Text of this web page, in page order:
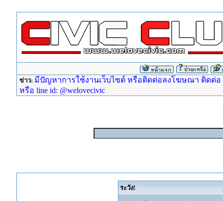
ข่าว: มีปัญหาการใช้งานเว็บไซต์ หรือติดต่อลงโฆษณา ติดต่อ
หรือ line id: @welovecivic
ระวัง!